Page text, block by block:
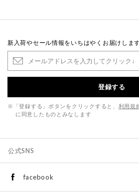
新入荷やセール情報をいちはやくお届けします
登録する
※「登録する」ボタンをクリックすると、 利用規
に同意したものとみなします
公式SNS
facebook